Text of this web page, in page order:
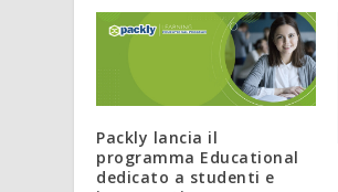
Packly lancia il
programma Educational
dedicato a studenti e